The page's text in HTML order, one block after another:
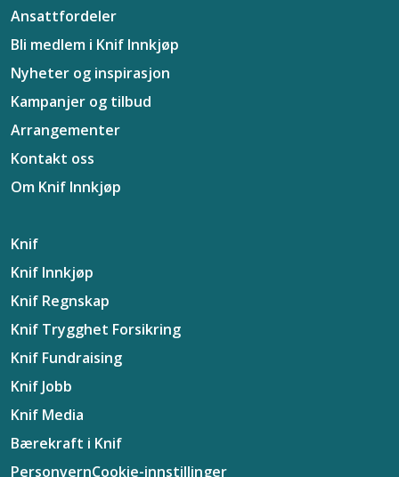
Ansattfordeler
Bli medlem i Knif Innkjøp
Nyheter og inspirasjon
Kampanjer og tilbud
Arrangementer
Kontakt oss
Om Knif Innkjøp
Knif
Knif Innkjøp
Knif Regnskap
Knif Trygghet Forsikring
Knif Fundraising
Knif Jobb
Knif Media
Bærekraft i Knif
PersonvernCookie-innstillinger